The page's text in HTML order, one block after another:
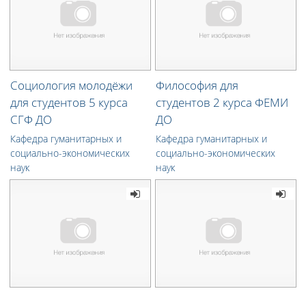
Социология молодёжи
для студентов 5 курса
СГФ ДО
Кафедра гуманитарных и
социально-экономических
наук
Философия для
студентов 2 курса ФЕМИ
ДО
Кафедра гуманитарных и
социально-экономических
наук